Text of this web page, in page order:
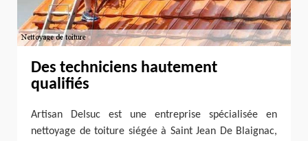
Des techniciens hautement
qualifiés
Artisan Delsuc est une entreprise spécialisée en
nettoyage de toiture siégée à Saint Jean De Blaignac,